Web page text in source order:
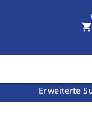
Erweiterte
shopping_cart